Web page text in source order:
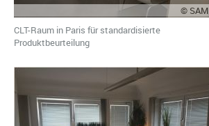
© SAM
CLT-Raum in Paris für standardisierte
Produktbeurteilung